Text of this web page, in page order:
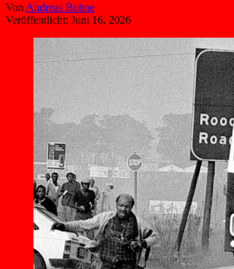
Von Andreas Bohne
Veröffentlicht: Juni 16, 2026